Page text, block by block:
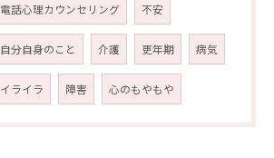
電話心理カウンセリング 不安
自分自身のこと 介護 更年期 病気
イライラ 障害 心のもやもや